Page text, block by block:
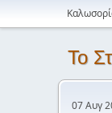
Το
07 Αυγ